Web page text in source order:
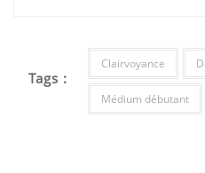
Tags :
Clairvoyance
Médium débutant